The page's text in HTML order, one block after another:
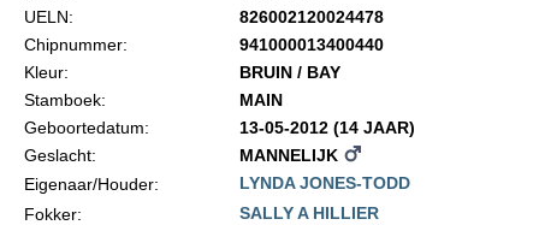
UELN:
826002120024478
Chipnummer:
941000013400440
Kleur:
BRUIN / BAY
Stamboek:
MAIN
Geboortedatum:
13-05-2012 (14 JAAR)
Geslacht:
MANNELIJK
Eigenaar/Houder:
LYNDA JONES-TODD
Fokker:
SALLY A HILLIER